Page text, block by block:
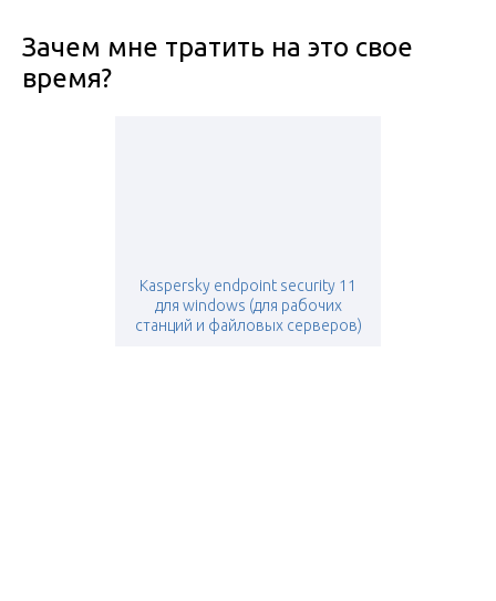
Зачем мне тратить на это свое
время?
Kaspersky endpoint security 11
для windows (для рабочих
станций и файловых серверов)